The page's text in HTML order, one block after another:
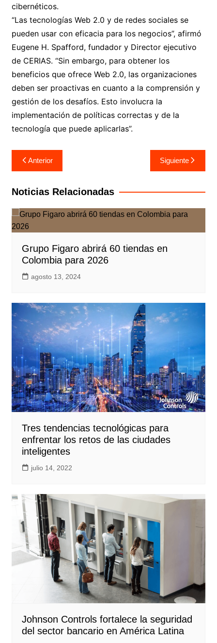
cibernéticos.
“Las tecnologías Web 2.0 y de redes sociales se
pueden usar con eficacia para los negocios”, afirmó
Eugene H. Spafford, fundador y Director ejecutivo
de CERIAS. “Sin embargo, para obtener los
beneficios que ofrece Web 2.0, las organizaciones
deben ser proactivas en cuanto a la comprensión y
gestión de los desafíos. Esto involucra la
implementación de políticas correctas y de la
tecnología que puede aplicarlas”.
Navegación
de
entradas
Anterior Siguiente
Noticias Relacionadas
Grupo Figaro abrirá 60 tiendas en
Colombia para 2026
agosto 13, 2024
Tres tendencias tecnológicas para
enfrentar los retos de las ciudades
inteligentes
julio 14, 2022
Johnson Controls fortalece la seguridad
del sector bancario en América Latina